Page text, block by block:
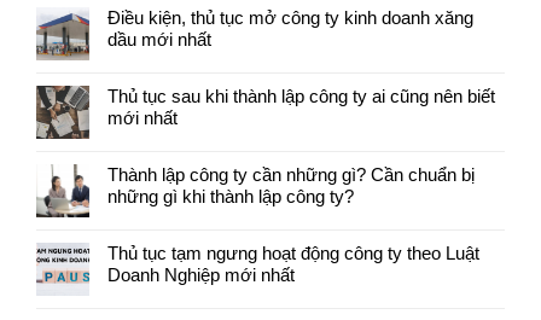
Điều kiện, thủ tục mở công ty kinh doanh xăng
dầu mới nhất
Thủ tục sau khi thành lập công ty ai cũng nên biết
mới nhất
Thành lập công ty cần những gì? Cần chuẩn bị
những gì khi thành lập công ty?
Thủ tục tạm ngưng hoạt động công ty theo Luật
Doanh Nghiệp mới nhất